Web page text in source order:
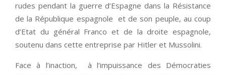
rudes pendant la guerre d’Espagne dans la Résistance
de la République espagnole et de son peuple, au coup
d’Etat du général Franco et de la droite espagnole,
soutenu dans cette entreprise par Hitler et Mussolini.
Face à l’inaction, à l’impuissance des Démocraties